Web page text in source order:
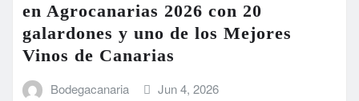
en Agrocanarias 2026 con 20
galardones y uno de los Mejores
Vinos de Canarias
Bodegacanaria Jun 4, 2026